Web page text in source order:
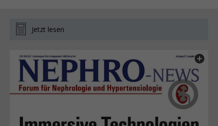
Jetzt lesen